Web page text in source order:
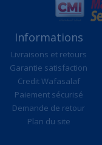
Informations
Livraisons et retours
Garantie satisfaction
Credit Wafasalaf
Paiement sécurisé
Demande de retour
Plan du site